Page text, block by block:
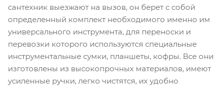
сантехник выезжают на вызов, он берет с собой
определенный комплект необходимого именно им
универсального инструмента, для переноски и
перевозки которого используются специальные
инструментальные сумки, планшеты, кофры. Все они
изготовлены из высокопрочных материалов, имеют
усиленные ручки, легко чистятся, их удобно